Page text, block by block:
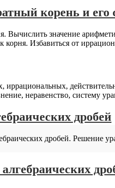
корень и его
Вычислить значение
Избавиться от
неравенство, систему
дробей
дробей. Решение